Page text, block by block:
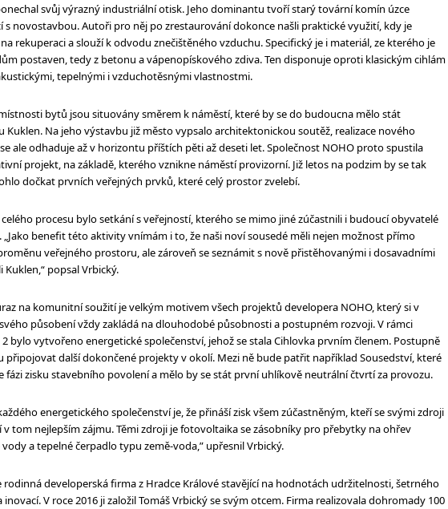
svůj výrazný industriální otisk. Jeho dominantu tvoří starý tovární komín úzce
s novostavbou. Autoři pro něj po zrestaurování dokonce našli praktické využití, kdy je
rekuperaci a slouží k odvodu znečištěného vzduchu. Specifický je i materiál, ze kterého je
postaven, tedy z betonu a vápenopískového zdiva. Ten disponuje oproti klasickým cihlám
tepelnými i vzduchotěsnými vlastnostmi.
bytů jsou situovány směrem k náměstí, které by se do budoucna mělo stát
Kuklen. Na jeho výstavbu již město vypsalo architektonickou soutěž, realizace nového
ale odhaduje až v horizontu příštích pěti až deseti let. Společnost NOHO proto spustila
projekt, na základě, kterého vznikne náměstí provizorní. Již letos na podzim by se tak
dočkat prvních veřejných prvků, které celý prostor zvelebí.
procesu bylo setkání s veřejností, kterého se mimo jiné zúčastnili i budoucí obyvatelé
„Jako benefit této aktivity vnímám i to, že naši noví sousedé měli nejen možnost přímo
veřejného prostoru, ale zároveň se seznámit s nově přistěhovanými i dosavadními
Kuklen,“ popsal Vrbický.
na komunitní soužití je velkým motivem všech projektů developera NOHO, který si v
působení vždy zakládá na dlouhodobé působnosti a postupném rozvoji. V rámci
bylo vytvořeno energetické společenství, jehož se stala Cihlovka prvním členem. Postupně
připojovat další dokončené projekty v okolí. Mezi ně bude patřit například Sousedství, které
fázi zisku stavebního povolení a mělo by se stát první uhlíkově neutrální čtvrtí za provozu.
energetického společenství je, že přináší zisk všem zúčastněným, kteří se svými zdroji
v tom nejlepším zájmu. Těmi zdroji je fotovoltaika se zásobníky pro přebytky na ohřev
a tepelné čerpadlo typu země-voda,” upřesnil Vrbický.
rodinná developerská firma z Hradce Králové stavějící na hodnotách udržitelnosti, šetrného
inovací. V roce 2016 ji založil Tomáš Vrbický se svým otcem. Firma realizovala dohromady 100